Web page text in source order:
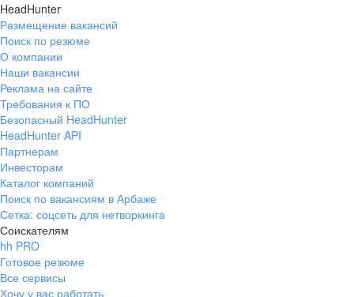
HeadHunter
Размещение вакансий
Поиск по резюме
О компании
Наши вакансии
Реклама на сайте
Требования к ПО
Безопасный HeadHunter
HeadHunter API
Партнерам
Инвесторам
Каталог компаний
Поиск по вакансиям в Арбаже
Сетка: соцсеть для нетворкинга
Соискателям
hh PRO
Готовое резюме
Все сервисы
Хочу у вас работать